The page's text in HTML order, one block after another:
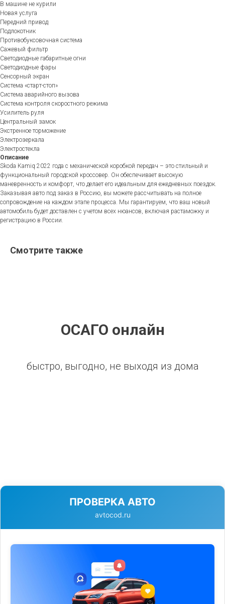
В машине не курили
Новая услуга
Передний привод
Подлокотник
Противобуксовочная система
Сажевый фильтр
Светодиодные габаритные огни
Светодиодные фары
Сенсорный экран
Система «старт-стоп»
Система аварийного вызова
Система контроля скоростного режима
Усилитель руля
Центральный замок
Экстренное торможение
Электрозеркала
Электростекла
Описание
Skoda Kamiq 2022 года с механической коробкой передач – это стильный и
функциональный городской кроссовер. Он обеспечивает высокую
маневренность и комфорт, что делает его идеальным для ежедневных поездок.
Заказывая авто под заказ в Россию, вы можете рассчитывать на полное
сопровождение на каждом этапе процесса. Мы гарантируем, что ваш новый
автомобиль будет доставлен с учетом всех нюансов, включая растаможку и
регистрацию в России.
Смотрите также
ОСАГО онлайн
быстро, выгодно, не выходя из дома
ПРОВЕРКА АВТО
avtocod.ru